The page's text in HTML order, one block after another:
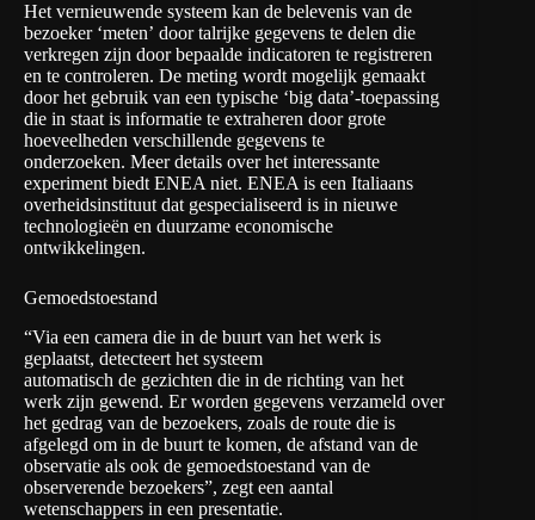
Het vernieuwende systeem kan de belevenis van de
bezoeker ‘meten’ door talrijke gegevens te delen die
verkregen zijn door bepaalde indicatoren te registreren
en te controleren. De meting wordt mogelijk gemaakt
door het gebruik van een typische ‘big data’-toepassing
die in staat is informatie te extraheren door grote
hoeveelheden verschillende gegevens te
onderzoeken. Meer details over het interessante
experiment biedt ENEA niet. ENEA is een Italiaans
overheidsinstituut dat gespecialiseerd is in nieuwe
technologieën en duurzame economische
ontwikkelingen.
Gemoedstoestand
“Via een camera die in de buurt van het werk is
geplaatst, detecteert het systeem
automatisch de gezichten die in de richting van het
werk zijn gewend. Er worden gegevens verzameld over
het gedrag van de bezoekers, zoals de route die is
afgelegd om in de buurt te komen, de afstand van de
observatie als ook de gemoedstoestand van de
observerende bezoekers”, zegt een aantal
wetenschappers in een presentatie.